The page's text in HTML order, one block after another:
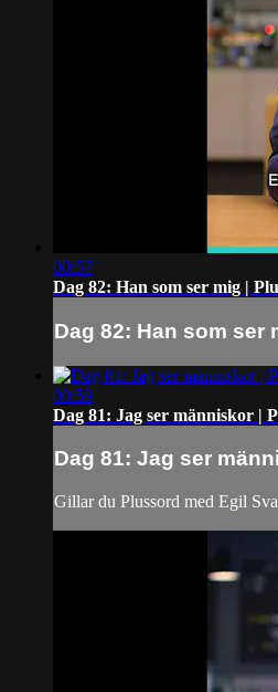
00:57
Dag 82: Han som ser mig |
Dag 82: Han som ser
00:59
Dag 81: Jag ser människor |
Dag 81: Jag ser
Gillar du Plussord med Egil